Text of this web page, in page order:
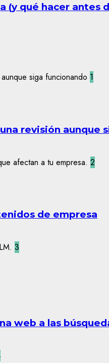
(y qué hacer
1
revisión aunque
2
de empresa
3
web a las